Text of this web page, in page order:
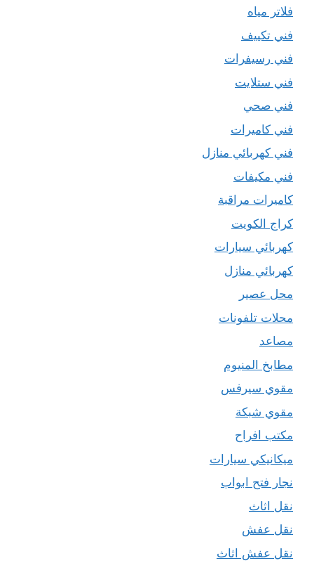
فلاتر مياه
فني تكييف
فني رسيفرات
فني ستلايت
فني صحي
فني كاميرات
فني كهربائي منازل
فني مكيفات
كاميرات مراقبة
كراج الكويت
كهربائي سيارات
كهربائي منازل
محل عصير
محلات تلفونات
مصاعد
مطابخ المنيوم
مقوي سيرفس
مقوي شبكة
مكتب افراح
ميكانيكي سيارات
نجار فتح ابواب
نقل اثاث
نقل عفش
نقل عفش اثاث